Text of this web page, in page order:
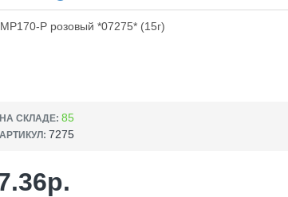
P розовый *07275* (15г)
НА СКЛАДЕ: 85
АРТИКУЛ: 7275